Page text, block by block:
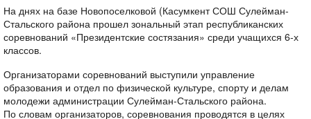
На днях на базе Новопоселковой (Касумкент СОШ Сулейман-
Стальского района прошел зональный этап республиканских
соревнований «Президентские состязания» среди учащихся 6-х
классов.
Организаторами соревнований выступили управление
образования и отдел по физической культуре, спорту и делам
молодежи администрации Сулейман-Стальского района.
По словам организаторов, соревнования проводятся в целях